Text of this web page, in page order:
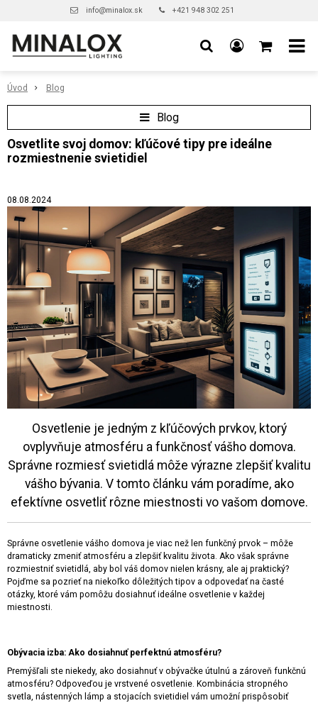
info@minalox.sk +421 948 302 251
Úvod Blog
Blog
Osvetlite svoj domov: kľúčové tipy pre ideálne
rozmiestnenie svietidiel
08.08.2024
Osvetlenie je jedným z kľúčových prvkov, ktorý
ovplyvňuje atmosféru a funkčnosť vášho domova.
Správne rozmiesť svietidlá môže výrazne zlepšiť kvalitu
vášho bývania. V tomto článku vám poradíme, ako
efektívne osvetliť rôzne miestnosti vo vašom domove.
Správne osvetlenie vášho domova je viac než len funkčný prvok – môže
dramaticky zmeniť atmosféru a zlepšiť kvalitu života. Ako však správne
rozmiestniť svietidlá, aby bol váš domov nielen krásny, ale aj praktický?
Pojďme sa pozrieť na niekoľko dôležitých tipov a odpovedať na časté
otázky, ktoré vám pomôžu dosiahnuť ideálne osvetlenie v každej
miestnosti.
Obývacia izba: Ako dosiahnuť perfektnú atmosféru?
Premýšľali ste niekedy, ako dosiahnuť v obývačke útulnú a zároveň funkčnú
atmosféru? Odpoveďou je vrstvené osvetlenie. Kombinácia stropného
svetla, nástenných lámp a stojacích svietidiel vám umožní prispôsobiť